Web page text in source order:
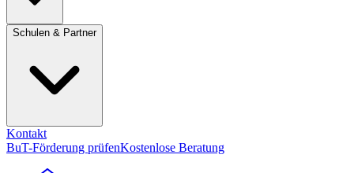
Schulen & Partner
Kontakt
BuT-Förderung prüfenKostenlose Beratung